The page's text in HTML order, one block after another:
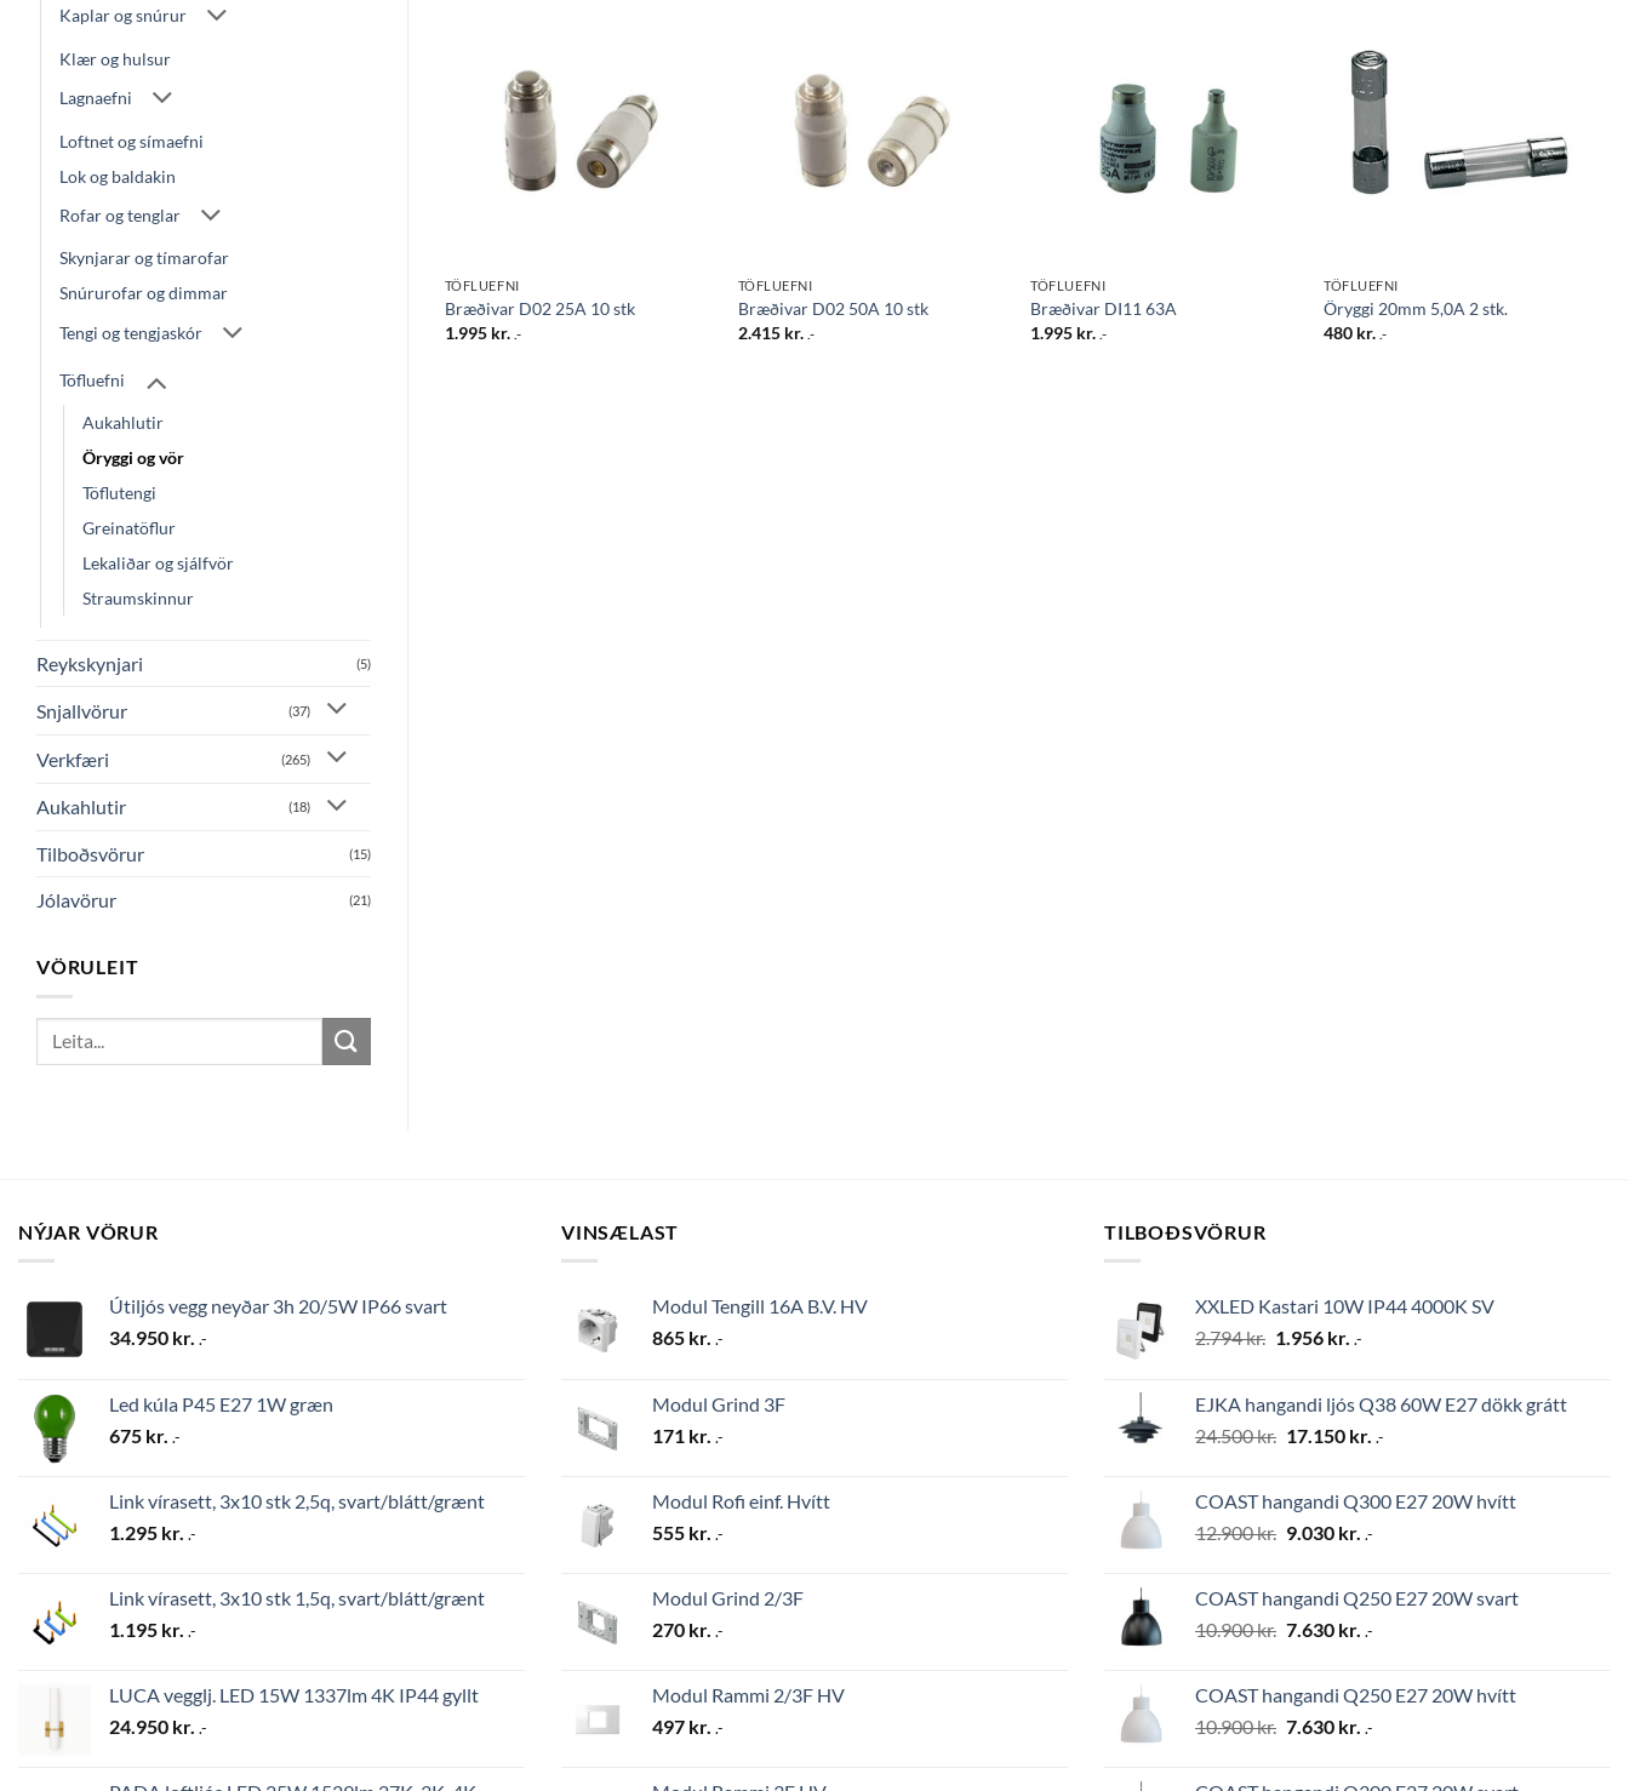
Kaplar og snúrur
Klær og hulsur
Lagnaefni
Loftnet og símaefni
Lok og baldakin
Rofar og tenglar
Skynjarar og tímarofar
Snúrurofar og dimmar
Tengi og tengjaskór
Töfluefni
Aukahlutir
Öryggi og vör
Töflutengi
Greinatöflur
Lekaliðar og sjálfvör
Straumskinnur
Reykskynjari (5)
Snjallvörur (37)
Verkfæri (265)
Aukahlutir (18)
Tilboðsvörur (15)
Jólavörur (21)
VÖRULEIT
Search
óskalista
TÖFLUEFNI
Bræðivar D02 25A 10 stk
1.995 kr. .-
óskalista
TÖFLUEFNI
Bræðivar D02 50A 10 stk
2.415 kr. .-
TÖFLUEFNI
Bræðivar DI11 63A
1.995 kr. .-
TÖFLUEFNI
Öryggi 20mm 5,0A 2 stk.
480 kr. .-
Bæta
óskalista
TÖFLUEFNI
Greinatafla IP54 4gr
10.445
kr. .-
NÝJAR VÖRUR
Útiljós vegg neyðar 3h 20/5W IP66 svart
34.950 kr. .-
Led kúla P45 E27 1W græn
675 kr. .-
Link vírasett, 3x10 stk 2,5q, svart/blátt/grænt
1.295 kr. .-
Link vírasett, 3x10 stk 1,5q, svart/blátt/grænt
1.195 kr. .-
LUCA vegglj. LED 15W 1337lm 4K IP44 gyllt
24.950 kr. .-
VINSÆLAST
Modul Tengill 16A B.V. HV
865 kr. .-
Modul Grind 3F
171 kr. .-
Modul Rofi einf. Hvítt
555 kr. .-
Modul Grind 2/3F
270 kr. .-
Modul Rammi 2/3F HV
497 kr. .-
TILBOÐSVÖRUR
XXLED Kastari 10W IP44 4000K SV
2.794kr. Original
2.794 kr..
1.956 kr. Current
1.956 kr..
.-
EJKA hangandi ljós Q38 60W E27 dökk grátt
24.500kr. Original
24.500 kr..
17.150 kr. Current
17.150 kr..
.-
COAST hangandi Q300 E27 20W hvítt
12.900kr. Original
12.900 kr..
9.030 kr. Current
9.030 kr..
.-
COAST hangandi Q250 E27 20W svart
10.900kr. Original
10.900 kr..
7.630 kr. Current
7.630 kr..
.-
COAST hangandi Q250 E27 20W hvítt
10.900kr. Original
7.630 kr. Current
.-